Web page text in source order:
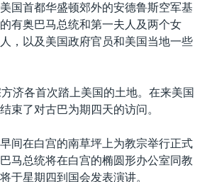
国首都华盛顿郊外的安德鲁斯空军基
有奥巴马总统和第一夫人及两个女
，以及美国政府官员和美国当地一些
济各首次踏上美国的土地。在来美国
束了对古巴为期四天的访问。
间在白宫的南草坪上为教宗举行正式
马总统将在白宫的椭圆形办公室同教
于星期四到国会发表演讲。